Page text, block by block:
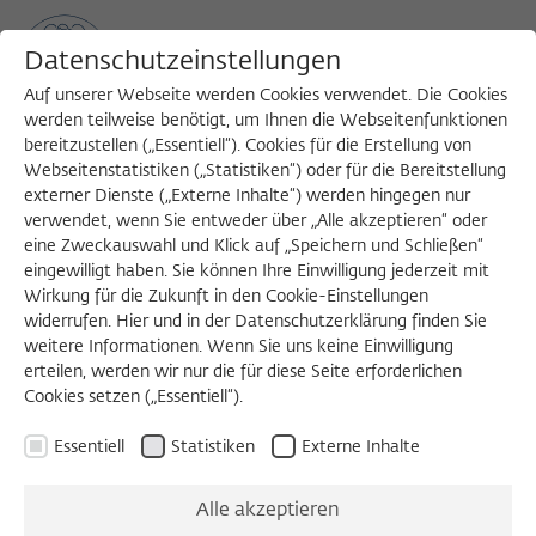
MENU
Search
November 2023
Oktober 2023 Dezember 2023
Donnerstag 02.11.2023 16:00 – 18:00
Biosensors for Improving Drinking Water Quality
Datenschutzeinstellungen
Auf unserer Webseite werden Cookies verwendet. Die Cookies
werden teilweise benötigt, um Ihnen die Webseitenfunktionen
bereitzustellen („Essentiell“). Cookies für die Erstellung von
Webseitenstatistiken („Statistiken“) oder für die Bereitstellung
externer Dienste („Externe Inhalte“) werden hingegen nur
verwendet, wenn Sie entweder über „Alle akzeptieren“ oder
eine Zweckauswahl und Klick auf „Speichern und Schließen“
eingewilligt haben. Sie können Ihre Einwilligung jederzeit mit
Wirkung für die Zukunft in den Cookie-Einstellungen
widerrufen. Hier und in der Datenschutzerklärung finden Sie
weitere Informationen. Wenn Sie uns keine Einwilligung
erteilen, werden wir nur die für diese Seite erforderlichen
Cookies setzen („Essentiell“).
Essentiell Statistiken Externe Inhalte
Alle akzeptieren